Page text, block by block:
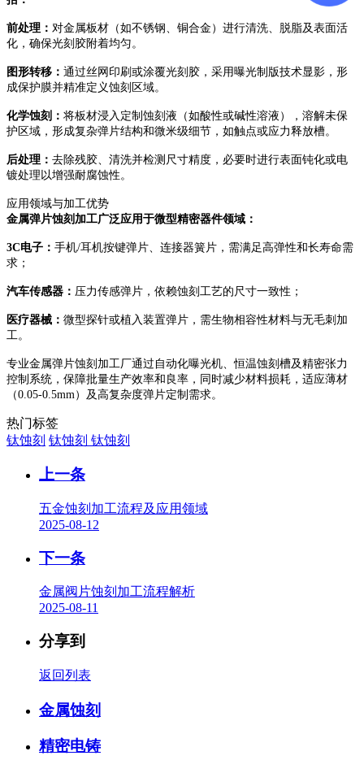
前处理： 对金属板材（如不锈钢、铜合金）进行清洗、脱脂及表面活
化，确保光刻胶附着均匀。
图形转移： 通过丝网印刷或涂覆光刻胶，采用曝光制版技术显影，形
成保护膜并精准定义蚀刻区域。
化学蚀刻： 将板材浸入定制蚀刻液（如酸性或碱性溶液），溶解未保
护区域，形成复杂弹片结构和微米级细节，如触点或应力释放槽。
后处理： 去除残胶、清洗并检测尺寸精度，必要时进行表面钝化或电
镀处理以增强耐腐蚀性。
应用领域与加工优势
金属弹片蚀刻加工广泛应用于微型精密器件领域：
3C电子： 手机/耳机按键弹片、连接器簧片，需满足高弹性和长寿命需
求；
汽车传感器： 压力传感弹片，依赖蚀刻工艺的尺寸一致性；
医疗器械： 微型探针或植入装置弹片，需生物相容性材料与无毛刺加
工。
专业金属弹片蚀刻加工厂通过自动化曝光机、恒温蚀刻槽及精密张力
控制系统，保障批量生产效率和良率，同时减少材料损耗，适应薄材
（0.05-0.5mm）及高复杂度弹片定制需求。
热门标签
钛蚀刻 钛蚀刻 钛蚀刻
上一条
五金蚀刻加工流程及应用领域
2025-08-12
下一条
金属阀片蚀刻加工流程解析
2025-08-11
分享到
返回列表
金属蚀刻
精密电铸